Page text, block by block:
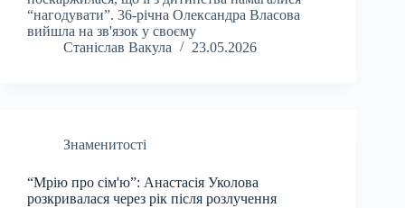
“нагодувати”. 36-річна Олександра Власова
вийшла на зв'язок у своєму
Станіслав Вакула
23.05.2026
Знаменитості
“Мрію про сім'ю”: Анастасія Уколова
розкривалася через рік після розлучення